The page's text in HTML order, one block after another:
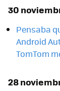
30
Pensaba
Android
TomTom
28